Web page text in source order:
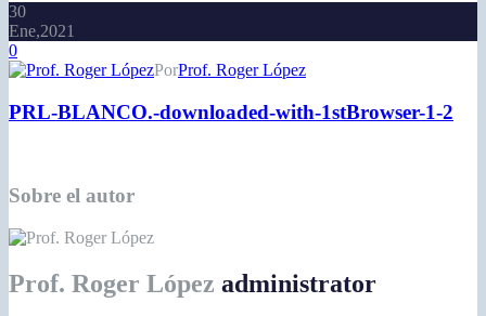
30
Ene,2021
0
PorProf. Roger López
PRL-BLANCO.-downloaded-with-1stBrowser-1-2
Sobre el autor
Prof. Roger López administrator